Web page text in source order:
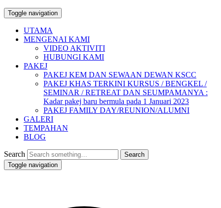
Toggle navigation
UTAMA
MENGENAI KAMI
VIDEO AKTIVITI
HUBUNGI KAMI
PAKEJ
PAKEJ KEM DAN SEWAAN DEWAN KSCC
PAKEJ KHAS TERKINI KURSUS / BENGKEL /
SEMINAR / RETREAT DAN SEUMPAMANYA :
Kadar pakej baru bermula pada 1 Januari 2023
PAKEJ FAMILY DAY/REUNION/ALUMNI
GALERI
TEMPAHAN
BLOG
Search
Toggle navigation